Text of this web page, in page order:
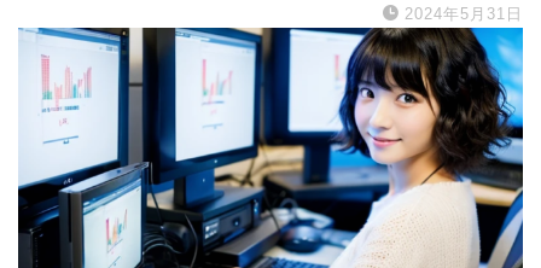
2024年5月31日